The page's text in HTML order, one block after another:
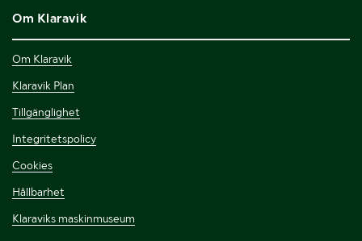
Om Klaravik
Om Klaravik
Klaravik Plan
Tillgänglighet
Integritetspolicy
Cookies
Hållbarhet
Klaraviks maskinmuseum